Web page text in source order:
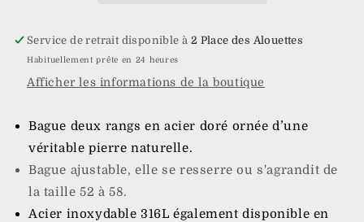
Service de retrait disponible à 2 Place des Alouettes
Habituellement prête en 24 heures
Afficher les informations de la boutique
Bague deux rangs en acier doré ornéed’une
véritable pierre naturelle.
Bague ajustable, elle se resserre ou s'agrandit de
la taille 52 à 58.
Acier inoxydable 316L également disponible en